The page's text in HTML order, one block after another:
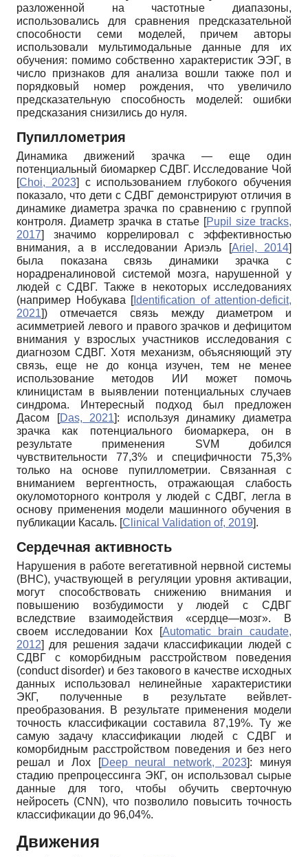
разложенной на частотные диапазоны,
использовались для сравнения предсказательной
способности семи моделей, причем авторы
использовали мультимодальные данные для их
обучения: помимо собственно характеристик ЭЭГ, в
число признаков для анализа вошли также пол и
порядковый номер рождения, что увеличило
предсказательную способность моделей: ошибки
предсказания снизились до нуля.
Пупиллометрия
Динамика движений зрачка — еще один
потенциальный биомаркер СДВГ. Исследование Чой
[Choi, 2023]
с использованием глубокого обучения
показало, что дети с СДВГ демонстрируют отличия в
динамике диаметра зрачка по сравнению с группой
контроля. Диаметр зрачка в статье [Pupil size tracks,
2017]
значимо коррелировал с эффективностью
внимания, а в исследовании Ариэль
[Ariel, 2014]
была показана связь динамики зрачка с
норадреналиновой системой мозга, нарушенной у
людей с СДВГ. Также в некоторых исследованиях
(например Нобукава [Identification of attention-deficit,
2021]) отмечается связь между диаметром и
асимметрией левого и правого зрачков и дефицитом
внимания у взрослых участников исследования с
диагнозом СДВГ. Хотя механизм, объясняющий эту
связь, еще не до конца изучен, тем не менее
использование методов ИИ может помочь
клиницистам в выявлении потенциальных случаев
синдрома. Интересный подход был предложен
Дасом
[Das, 2021]: используя динамику диаметра
зрачка как потенциального биомаркера, он в
результате применения SVM добился
чувствительности 77,3% и специфичности 75,3%
только на основе пупиллометрии. Связанная с
вниманием вергентность, отражающая слабость
окуломоторного контроля у людей с СДВГ, легла в
основу применения модели машинного обучения в
публикации Касаль. [Clinical Validation of, 2019].
Сердечная активность
Нарушения в работе вегетативной нервной системы
(ВНС), участвующей в регуляции уровня активации,
могут способствовать снижению внимания и
повышению возбудимости у людей с СДВГ
вследствие взаимодействия «сердце—мозг». В
своем исследовании Кох
[Automatic brain caudate,
2012] для решения задачи классификации людей с
СДВГ c коморбидным расстройством поведения
(conduct disorder) и без такового в качестве исходных
данных использовал нелинейные характеристики
ЭКГ, полученные в результате вейвлет-
преобразования. В результате применения модели
точность классификации составила 87,19%. Ту же
самую задачу классификации людей с СДВГ и
коморбидным расстройством поведения и без него
решал и Лох
[Deep neural network, 2023]: минуя
стадию препроцессинга ЭКГ, он использовал сырые
данные для того, чтобы обучить сверточную
нейросеть (CNN), что позволило повысить точность
классификации до 96,04%.
Движения